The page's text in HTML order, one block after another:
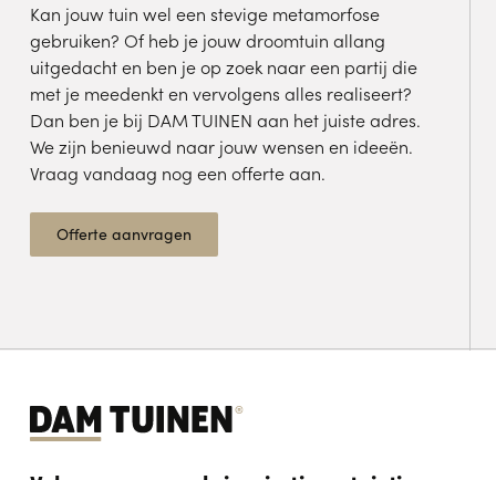
Kan jouw tuin wel een stevige metamorfose
gebruiken? Of heb je jouw droomtuin allang
uitgedacht en ben je op zoek naar een partij die
met je meedenkt en vervolgens alles realiseert?
Dan ben je bij DAM TUINEN aan het juiste adres.
We zijn benieuwd naar jouw wensen en ideeën.
Vraag vandaag nog een offerte aan.
Offerte aanvragen